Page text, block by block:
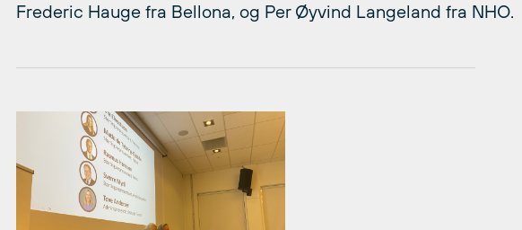
Frederic Hauge fra Bellona, og Per Øyvind Langeland fra NHO.